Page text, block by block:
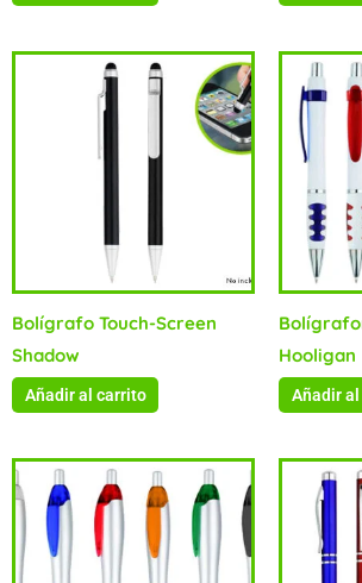
Bolígrafo Touch-Screen
Shadow
Añadir al carrito
Hooligan
Añadir